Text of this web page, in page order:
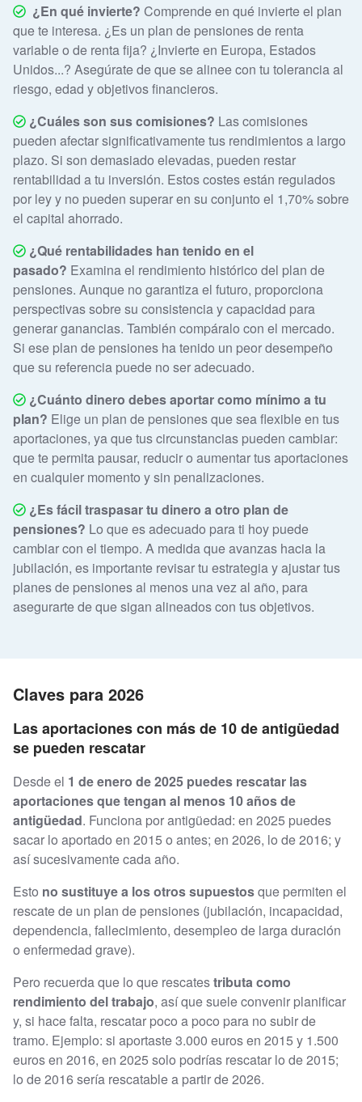
¿En qué invierte? Comprende en qué invierte el plan
que te interesa. ¿Es un plan de pensiones de renta
variable o de renta fija? ¿Invierte en Europa, Estados
Unidos...? Asegúrate de que se alinee con tu tolerancia al
riesgo, edad y objetivos financieros.
¿Cuáles son sus comisiones? Las comisiones
pueden afectar significativamente tus rendimientos a largo
plazo. Si son demasiado elevadas, pueden restar
rentabilidad a tu inversión. Estos costes están regulados
por ley y no pueden superar en su conjunto el 1,70% sobre
el capital ahorrado.
¿Qué rentabilidades han tenido en el
pasado? Examina el rendimiento histórico del plan de
pensiones. Aunque no garantiza el futuro, proporciona
perspectivas sobre su consistencia y capacidad para
generar ganancias. También compáralo con el mercado.
Si ese plan de pensiones ha tenido un peor desempeño
que su referencia puede no ser adecuado.
¿Cuánto dinero debes aportar como mínimo a tu
plan? Elige un plan de pensiones que sea flexible en tus
aportaciones, ya que tus circunstancias pueden cambiar:
que te permita pausar, reducir o aumentar tus aportaciones
en cualquier momento y sin penalizaciones.
¿Es fácil traspasar tu dinero a otro plan de
pensiones? Lo que es adecuado para ti hoy puede
cambiar con el tiempo. A medida que avanzas hacia la
jubilación, es importante revisar tu estrategia y ajustar tus
planes de pensiones al menos una vez al año, para
asegurarte de que sigan alineados con tus objetivos.
Claves para 2026
Las aportaciones con más de 10 de antigüedad
se pueden rescatar
Desde el 1 de enero de 2025 puedes rescatar las
aportaciones que tengan al menos 10 años de
antigüedad. Funciona por antigüedad: en 2025 puedes
sacar lo aportado en 2015 o antes; en 2026, lo de 2016; y
así sucesivamente cada año.
Esto no sustituye a los otros supuestosque permiten el
rescate de un plan de pensiones (jubilación, incapacidad,
dependencia, fallecimiento, desempleo de larga duración
o enfermedad grave).
Pero recuerda que lo que rescatestributa como
rendimiento del trabajo, así que suele convenir planificar
y, si hace falta, rescatar poco a poco para no subir de
tramo. Ejemplo: si aportaste 3.000 euros en 2015 y 1.500
euros en 2016, en 2025 solo podrías rescatar lo de 2015;
lo de 2016 sería rescatable a partir de 2026.